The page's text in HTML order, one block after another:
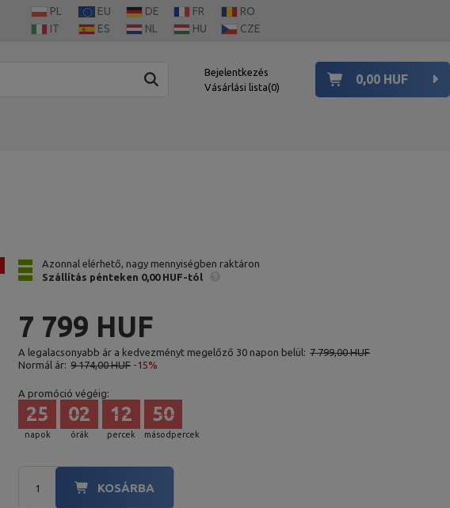
PL EU DE FR
RO
IT
ES NL HU CZE
Bejelentkezés
Vásárlási lista 0
0,00 HUF
Azonnal elérhető, nagy mennyiségben raktáron
Szállítás pénteken 0,00 HUF-tól
7 799 HUF
A legalacsonyabb ár a kedvezményt megelőző 30 napon belül: 7 799,00 HUF
Normál ár: 9 174,00 HUF -15%
A promóció végéig:
napok
25
órák
02
percek
12
másodpercek
49
KOSÁRBA